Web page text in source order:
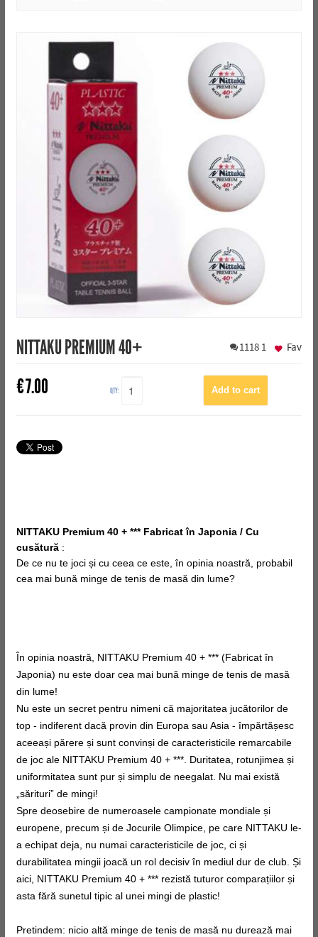
NITTAKU PREMIUM 40+ 1118 1
€7.00 QTY:
Fav
NITTAKU Premium 40 + *** Fabricat în Japonia / Cu
cusătură:
De ce nu te joci și cu ceea ce este, în opinia noastră, probabil
cea mai bună minge de tenis de masă din lume?
În opinia noastră, NITTAKU Premium 40 + *** (Fabricat în
Japonia) nu este doar cea mai bună minge de tenis de masă
din lume!
Nu este un secret pentru nimeni că majoritatea jucătorilor de
top - indiferent dacă provin din Europa sau Asia - împărtășesc
aceeași părere și sunt convinși de caracteristicile remarcabile
de joc ale NITTAKU Premium 40 + ***. Duritatea, rotunjimea și
uniformitatea sunt pur și simplu de neegalat. Nu mai există
„sărituri” de mingi!
Spre deosebire de numeroasele campionate mondiale și
europene, precum și de Jocurile Olimpice, pe care NITTAKU le-
a echipat deja, nu numai caracteristicile de joc, ci și
durabilitatea mingii joacă un rol decisiv în mediul dur de club. Și
aici, NITTAKU Premium 40 + *** rezistă tuturor comparațiilor și
asta fără sunetul tipic al unei mingi de plastic!
Pretindem: nicio altă minge de tenis de masă nu durează mai